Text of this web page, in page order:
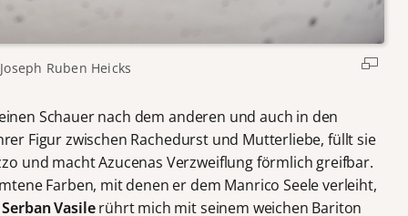
Ruben Heicks
Schauer nach dem anderen und auch in den
Figur zwischen Rachedurst und Mutterliebe, füllt sie
und macht Azucenas Verzweiflung förmlich greifbar.
Farben, mit denen er dem Manrico Seele verleiht,
Serban Vasilerührt mich mit seinem weichen Bariton